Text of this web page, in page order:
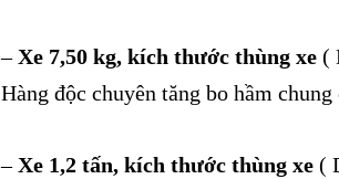
–Xe 7,50 kg, kích thước thùng xe (
Hàng độc chuyên tăng bo hầm chung
–Xe 1,2 tấn, kích thước thùng xe (